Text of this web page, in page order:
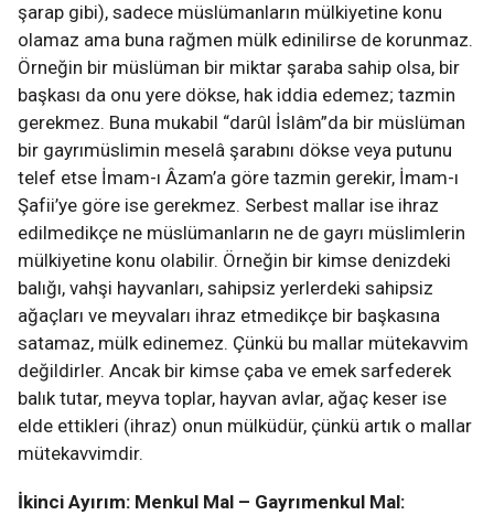
şarap gibi), sadece müslümanların mülkiyetine konu
olamaz ama buna rağmen mülk edinilirse de korunmaz.
Örneğin bir müslüman bir miktar şaraba sahip olsa, bir
başkası da onu yere dökse, hak iddia edemez; tazmin
gerekmez. Buna mukabil “darûl İslâm”da bir müslüman
bir gayrımüslimin meselâ şarabını dökse veya putunu
telef etse İmam-ı Âzam’a göre tazmin gerekir, İmam-ı
Şafii’ye göre ise gerekmez. Serbest mallar ise ihraz
edilmedikçe ne müslümanların ne de gayrı müslimlerin
mülkiyetine konu olabilir. Örneğin bir kimse denizdeki
balığı, vahşi hayvanları, sahipsiz yerlerdeki sahipsiz
ağaçları ve meyvaları ihraz etmedikçe bir başkasına
satamaz, mülk edinemez. Çünkü bu mallar mütekavvim
değildirler. Ancak bir kimse çaba ve emek sarfederek
balık tutar, meyva toplar, hayvan avlar, ağaç keser ise
elde ettikleri (ihraz) onun mülküdür, çünkü artık o mallar
mütekavvimdir.
İkinci Ayırım: Menkul Mal – Gayrımenkul Mal: